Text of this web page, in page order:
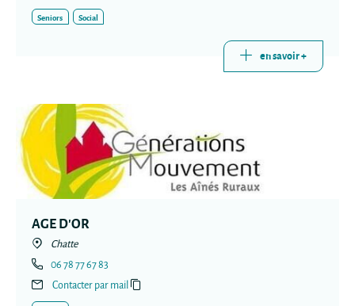
Seniors Social
en savoir +
AGE D'OR
Chatte
06 78 77 67 83
Contacter par mail